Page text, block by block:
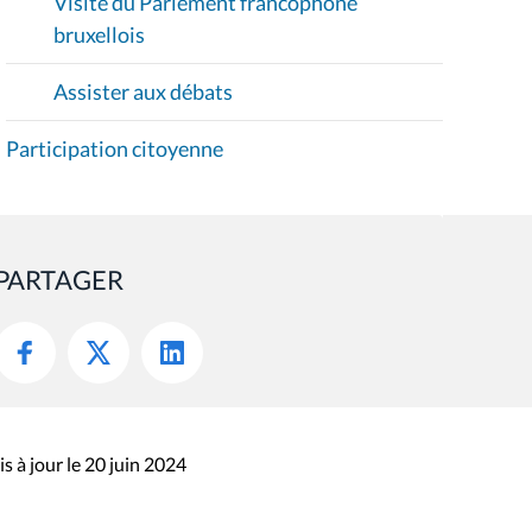
bruxellois
Assister aux débats
Participation citoyenne
à jour le 20 juin 2024